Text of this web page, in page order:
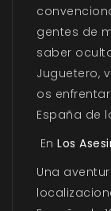
gentes de
saber
Juguetero,
os
España de
En Los
Una